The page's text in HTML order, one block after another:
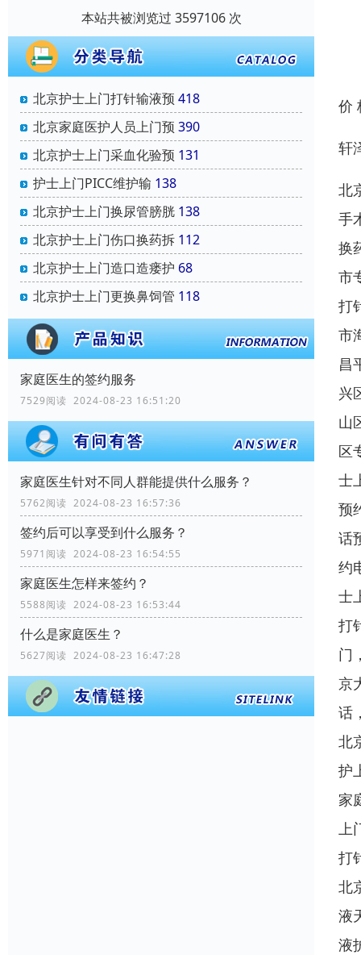
本站共被浏览过 3597106 次
北京护士上门打针输液预 418
北京家庭医护人员上门预 390
北京护士上门采血化验预 131
护士上门PICC维护输 138
北京护士上门换尿管膀胱 138
北京护士上门伤口换药拆 112
北京护士上门造口造瘘护 68
北京护士上门更换鼻饲管 118
家庭医生的签约服务
7529阅读 2024-08-23 16:51:20
家庭医生针对不同人群能提供什么服务？
5762阅读 2024-08-23 16:57:36
签约后可以享受到什么服务？
5971阅读 2024-08-23 16:54:55
家庭医生怎样来签约？
5588阅读 2024-08-23 16:53:44
什么是家庭医生？
5627阅读 2024-08-23 16:47:28
价
轩
北
手
换
市
打
市
昌
兴
山
区
士
预
话
约
士
打
门
京
话
北
护
家
上
打
北
液
液